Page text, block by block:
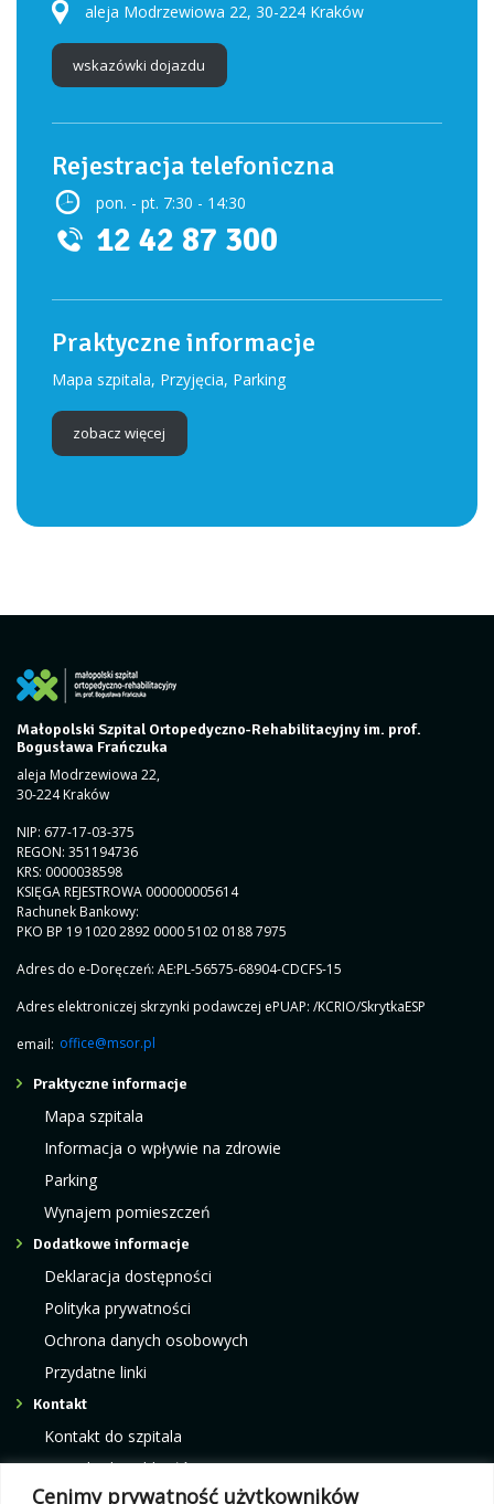
Cenimy prywatność użytkowników
aleja Modrzewiowa 22, 30-224 Kraków
wskazówki dojazdu
Rejestracja telefoniczna
pon. - pt. 7:30 - 14:30
12 42 87 300
Praktyczne informacje
Mapa szpitala, Przyjęcia, Parking
zobacz więcej
Małopolski Szpital Ortopedyczno-Rehabilitacyjny im. prof.
Bogusława Frańczuka
aleja Modrzewiowa 22,
30-224 Kraków
NIP: 677-17-03-375
REGON: 351194736
KRS: 0000038598
KSIĘGA REJESTROWA 000000005614
Rachunek Bankowy:
PKO BP 19 1020 2892 0000 5102 0188 7975
Adres do e-Doręczeń: AE:PL-56575-68904-CDCFS-15
Adres elektroniczej skrzynki podawczej ePUAP: /KCRIO/SkrytkaESP
email: office@msor.pl
Praktyczne informacje
Mapa szpitala
Informacja o wpływie na zdrowie
Parking
Wynajem pomieszczeń
Dodatkowe informacje
Deklaracja dostępności
Polityka prywatności
Ochrona danych osobowych
Przydatne linki
Kontakt
Kontakt do szpitala
Kontakt do oddziałów
Kontakt do poradni